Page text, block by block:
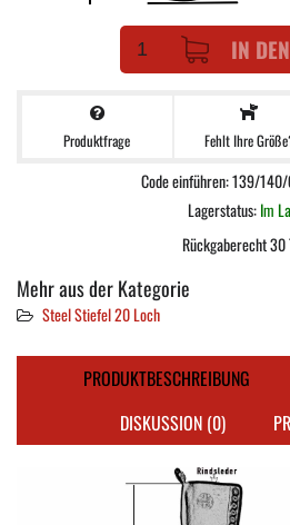
IN
Produktfrage Fehlt Ihre
Code einführen: 139/
Lagerstatus:Im
Rückgaberecht 30
Mehr aus der Kategorie
Steel Stiefel 20 Loch
PRODUKTBESCHREIBUNG
DISKUSSION (0)